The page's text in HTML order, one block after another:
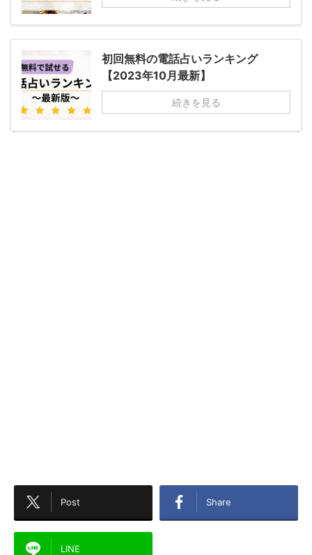
初回無料の電話占いランキング
【2023年10月最新】
続きを見る
Post Share
LINE